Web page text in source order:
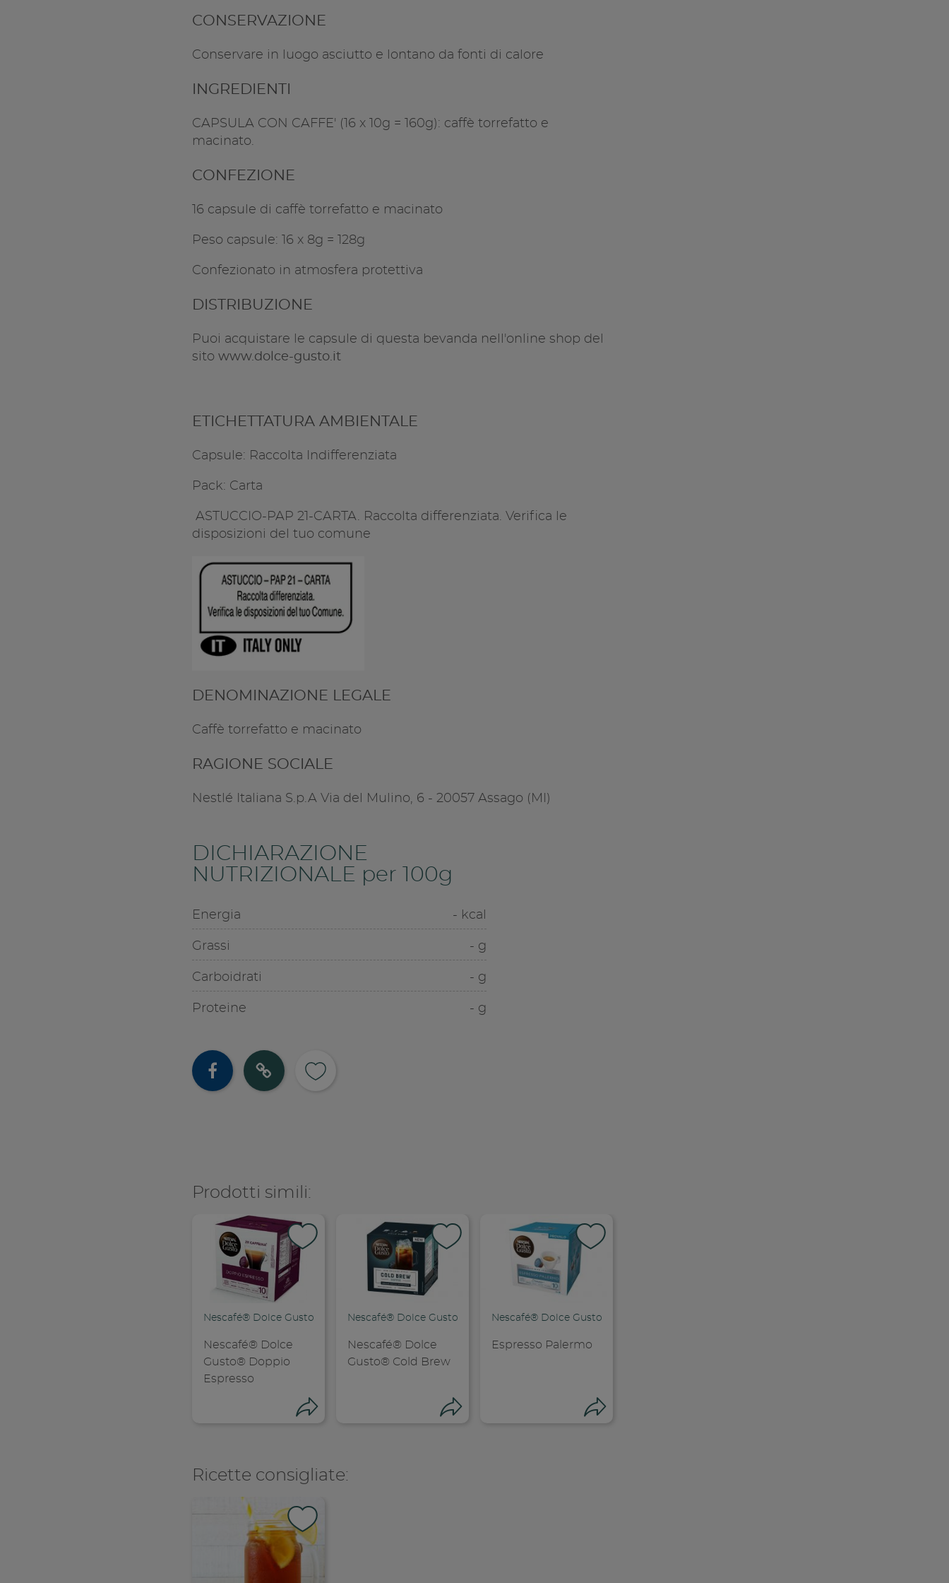
CONSERVAZIONE
Conservare in luogo asciutto e lontano da fonti di calore
INGREDIENTI
CAPSULA CON CAFFE' (16 x 10g = 160g): caffè torrefatto e
macinato.
CONFEZIONE
16 capsule di caffè torrefatto e macinato
Peso capsule: 16 x 8g = 128g
Confezionato in atmosfera protettiva
DISTRIBUZIONE
Puoi acquistare le capsule di questa bevanda nell'online shop del
sito www.dolce-gusto.it
ETICHETTATURA AMBIENTALE
Capsule: Raccolta Indifferenziata
Pack: Carta
ASTUCCIO-PAP 21-CARTA. Raccolta differenziata. Verifica le
disposizioni del tuo comune
DENOMINAZIONE LEGALE
Caffè torrefatto e macinato
RAGIONE SOCIALE
Nestlé Italiana S.p.A Via del Mulino, 6 - 20057 Assago (MI)
DICHIARAZIONE
NUTRIZIONALE per 100g
Energia - kcal
Grassi - g
Carboidrati - g
Proteine - g
Condividi su facebook
Prodotti simili:
Nescafé® Dolce Gusto®
Nescafé® Dolce
Gusto® Doppio
Espresso
Condividi
Condividi su facebook
Nescafé® Dolce Gusto®
Nescafé® Dolce
Gusto® Cold Brew
Condividi
Nescafé® Dolce Gusto®
Espresso Palermo
Condividi
Ricette consigliate: